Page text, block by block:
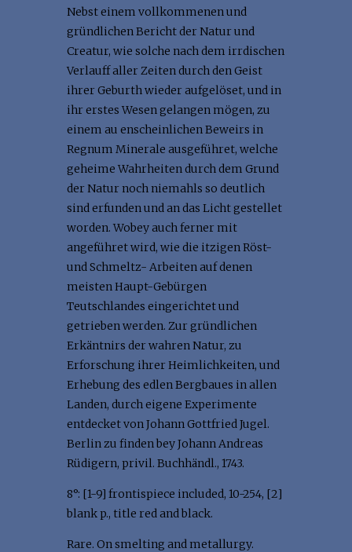
Nebst einem vollkommenen und
gründlichen Bericht der Natur und
Creatur, wie solche nach dem irrdischen
Verlauff aller Zeiten durch den Geist
ihrer Geburth wieder aufgelöset, und in
ihr erstes Wesen gelangen mögen, zu
einem au enscheinlichen Beweirs in
Regnum Minerale ausgeführet, welche
geheime Wahrheiten durch dem Grund
der Natur noch niemahls so deutlich
sind erfunden und an das Licht gestellet
worden. Wobey auch ferner mit
angeführet wird, wie die itzigen Röst-
und Schmeltz- Arbeiten auf denen
meisten Haupt-Gebürgen
Teutschlandes eingerichtet und
getrieben werden. Zur gründlichen
Erkäntnirs der wahren Natur, zu
Erforschung ihrer Heimlichkeiten, und
Erhebung des edlen Bergbaues in allen
Landen, durch eigene Experimente
entdecket von Johann Gottfried Jugel.
Berlin zu finden bey Johann Andreas
Rüdigern, privil. Buchhändl., 1743.
8°: [1-9] frontispiece included, 10-254, [2]
blank p., title red and black.
Rare. On smelting and metallurgy.